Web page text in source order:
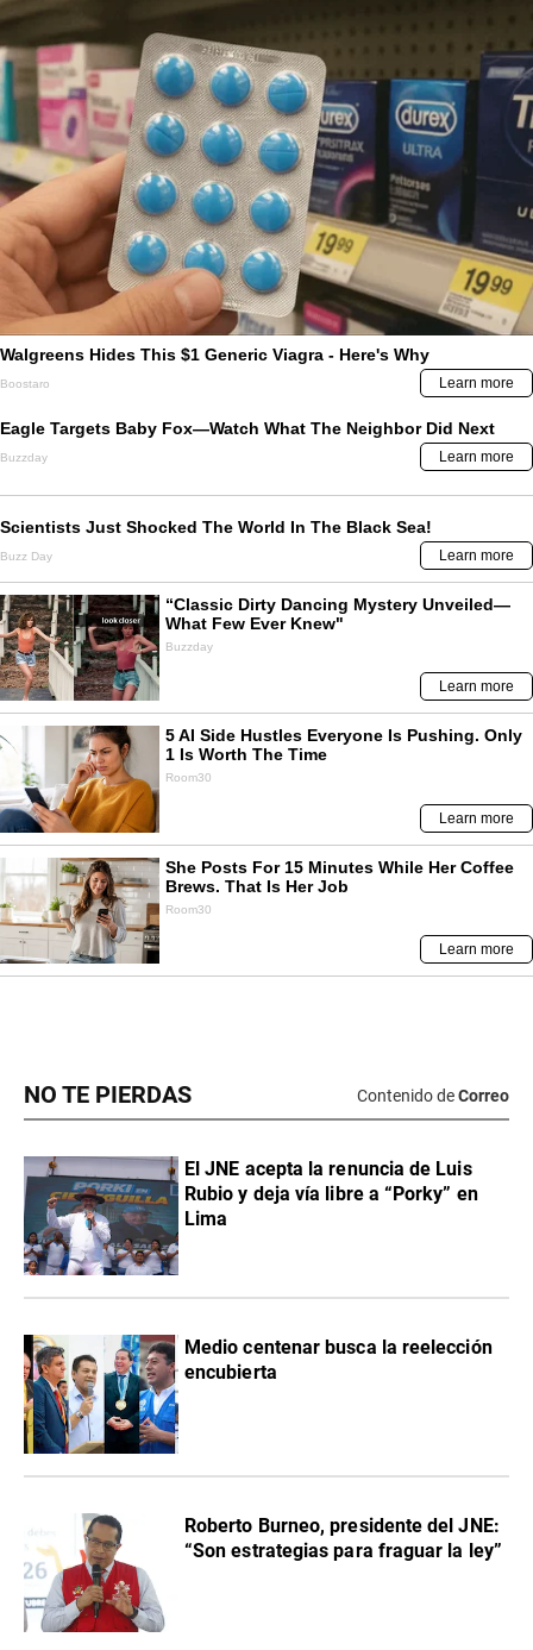
NO TE PIERDAS Contenido deCorreo
El JNE acepta la renuncia de Luis
Rubio y deja vía libre a “Porky” en
Lima
Medio centenar busca la reelección
encubierta
Roberto Burneo, presidente del JNE:
“Son estrategias para fraguar la ley”